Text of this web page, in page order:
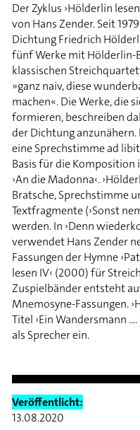
Veröffentlicht:
13.08.2020
Der Zyklus ›Hölderlin
von Hans Zender. Seit
Dichtung Friedrich
fünf Werke mit Hölderlin-
klassischen
»ganz naiv, diese
machen«. Die Werke, die
formieren, beschreiben
der Dichtung anzunähern.
eine Sprechstimme ad
Basis für die
›An die Madonna‹.
Bratsche, Sprechstimme
Textfragmente (›Sonst
werden. In ›Denn
verwendet Hans Zender
Fassungen der Hymne
lesen IV‹ (2000) für
Zuspielbänder entsteht
Mnemosyne-Fassungen.
Titel ›Ein Wandersmann
als Sprecher ein.